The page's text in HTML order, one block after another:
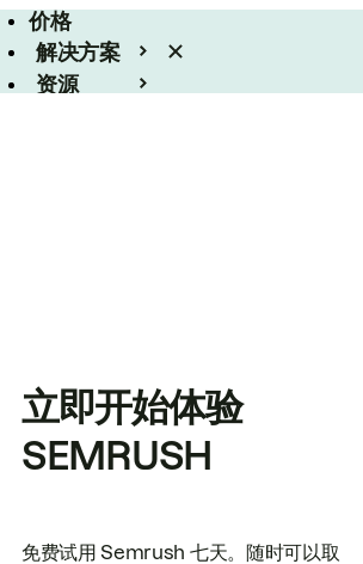
价格
解决方案
资源
立即开始体验
SEMRUSH
免费试用 Semrush 七天。随时可以取